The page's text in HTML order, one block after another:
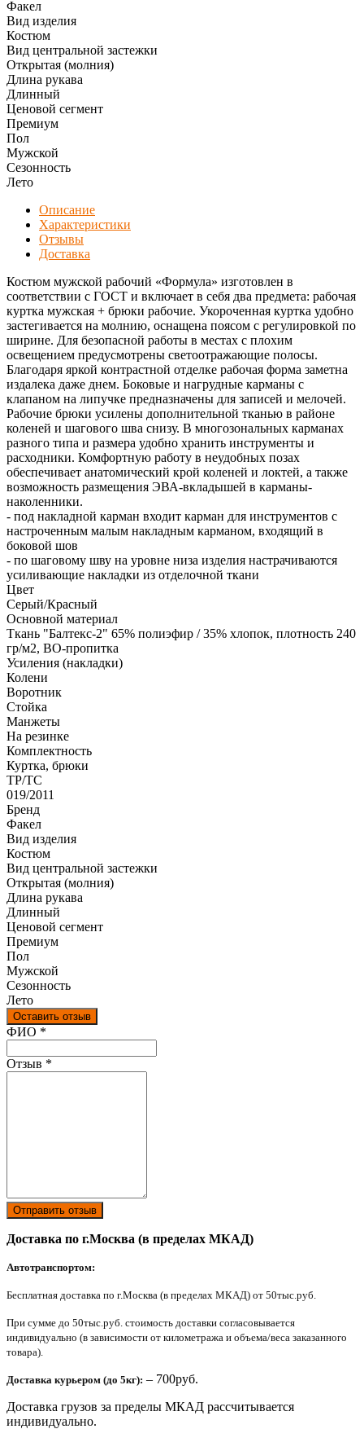
Факел
Вид изделия
Костюм
Вид центральной застежки
Открытая (молния)
Длина рукава
Длинный
Ценовой сегмент
Премиум
Пол
Мужской
Сезонность
Лето
Описание
Характеристики
Отзывы
Доставка
Костюм мужской рабочий «Формула» изготовлен в
соответствии с ГОСТ и включает в себя два предмета: рабочая
куртка мужская + брюки рабочие. Укороченная куртка удобно
застегивается на молнию, оснащена поясом с регулировкой по
ширине. Для безопасной работы в местах с плохим
освещением предусмотрены светоотражающие полосы.
Благодаря яркой контрастной отделке рабочая форма заметна
издалека даже днем. Боковые и нагрудные карманы с
клапаном на липучке предназначены для записей и мелочей.
Рабочие брюки усилены дополнительной тканью в районе
коленей и шагового шва снизу. В многозональных карманах
разного типа и размера удобно хранить инструменты и
расходники. Комфортную работу в неудобных позах
обеспечивает анатомический крой коленей и локтей, а также
возможность размещения ЭВА-вкладышей в карманы-
наколенники.
- под накладной карман входит карман для инструментов с
настроченным малым накладным карманом, входящий в
боковой шов
- по шаговому шву на уровне низа изделия настрачиваются
усиливающие накладки из отделочной ткани
Цвет
Серый/Красный
Основной материал
Ткань "Балтекс-2" 65% полиэфир / 35% хлопок, плотность 240
гр/м2, ВО-пропитка
Усиления (накладки)
Колени
Воротник
Стойка
Манжеты
На резинке
Комплектность
Куртка, брюки
ТР/ТС
019/2011
Бренд
Факел
Вид изделия
Костюм
Вид центральной застежки
Открытая (молния)
Длина рукава
Длинный
Ценовой сегмент
Премиум
Пол
Мужской
Сезонность
Лето
Оставить отзыв
Ваш отзыв был отправлен!
ФИО *
Отзыв *
Отправить отзыв
Доставка по г.Москва (в пределах МКАД)
Автотранспортом:
Бесплатная доставка по г.Москва (в пределах МКАД) от 50тыс.руб.
При сумме до 50тыс.руб. стоимость доставки согласовывается
индивидуально (в зависимости от километража и объема/веса заказанного
товара).
Доставка курьером (до 5кг): – 700руб.
Доставка грузов за пределы МКАД рассчитывается
индивидуально.